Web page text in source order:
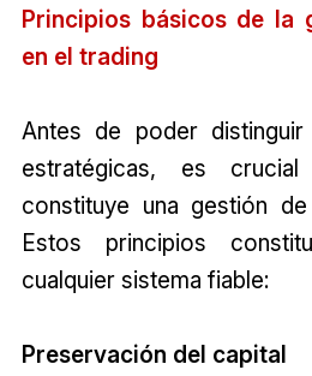
Principios básicos de la
en el trading
Antes de poder
estratégicas, es
constituye una gestión
Estos principios
cualquier sistema fiable:
Preservación del capital